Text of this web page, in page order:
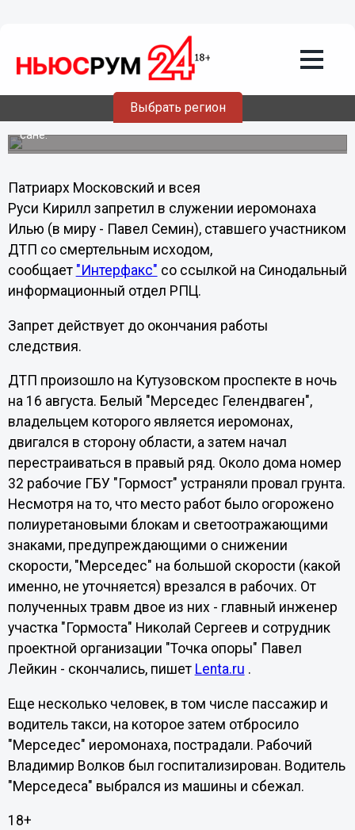
Выбрать регион
на своем Мерседесе, запретили в
служении в РПЦ
Московский патриархат обещал содействовать
всестороннему разбирательству происшествия согласно
законам России и по его результатам поставит вопрос о
дальнейшем пребывании иеромонаха Илии в священном
сане.
Патриарх Московский и всея
Руси Кирилл запретил в служении иеромонаха
Илью (в миру - Павел Семин), ставшего участником
ДТП со смертельным исходом,
сообщает "Интерфакс" со ссылкой на Синодальный
информационный отдел РПЦ.
Запрет действует до окончания работы
следствия.
ДТП произошло на Кутузовском проспекте в ночь
на 16 августа. Белый "Мерседес Гелендваген",
владельцем которого является иеромонах,
двигался в сторону области, а затем начал
перестраиваться в правый ряд. Около дома номер
32 рабочие ГБУ "Гормост" устраняли провал грунта.
Несмотря на то, что место работ было огорожено
полиуретановыми блокам и светоотражающими
знаками, предупреждающими о снижении
скорости, "Мерседес" на большой скорости (какой
именно, не уточняется) врезался в рабочих. От
полученных травм двое из них - главный инженер
участка "Гормоста" Николай Сергеев и сотрудник
проектной организации "Точка опоры" Павел
Лейкин - скончались, пишет Lenta.ru .
Еще несколько человек, в том числе пассажир и
водитель такси, на которое затем отбросило
"Мерседес" иеромонаха, пострадали. Рабочий
Владимир Волков был госпитализирован. Водитель
"Мерседеса" выбрался из машины и сбежал.
18+